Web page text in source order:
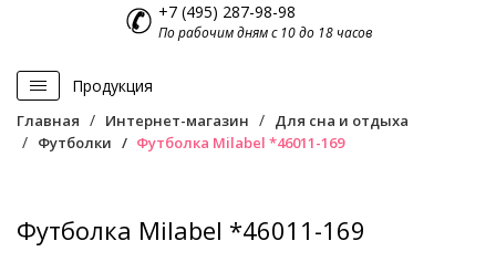
+7 (495) 287-98-98
По рабочим дням с 10 до 18 часов
Продукция
Главная Интернет-магазин
Для сна и отдыха
Футболки
Футболка Milabel *46011-169
Футболка Milabel *46011-169